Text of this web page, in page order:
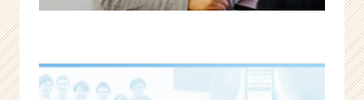
ー・
業
か